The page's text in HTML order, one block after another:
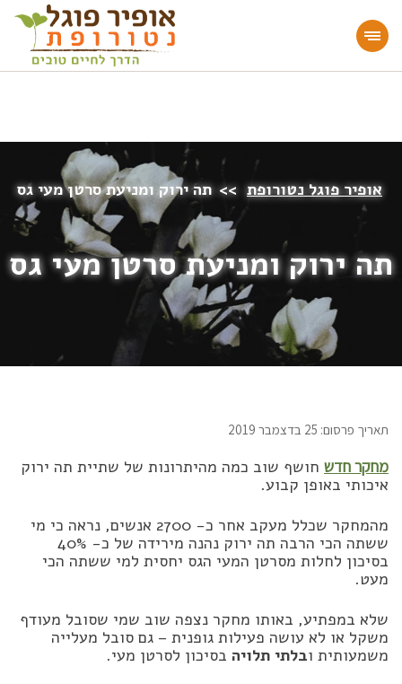
מעוניינים להעמיק או להתחיל דרך חיים בריאה?
הצטרפו לאתר!
אופיר פוגל נטורופת >> תה ירוק ומניעת סרטן מעי גס
תה ירוק ומניעת סרטן מעי גס
תאריך פרסום: 25 בדצמבר 2019
מחקר חדש חושף שוב כמה מהיתרונות של שתיית תה ירוק
איכותי באופן קבוע.
מהמחקר שכלל מעקב אחר כ- 2700 אנשים, נראה כי מי
ששתה הכי הרבה תה ירוק נהנה מירידה של כ- 40%
בסיכון לחלות מסרטן המעי הגס יחסית למי ששתה הכי
מעט.
שלא במפתיע, באותו מחקר נצפה שוב שמי שסובל מעודף
משקל או לא עושה פעילות גופנית – גם סובל מעלייה
משמעותית ובלתי תלויה בסיכון לסרטן מעי.